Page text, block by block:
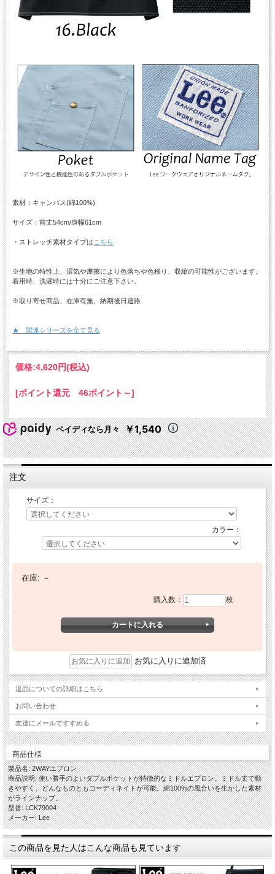
素材：キャンバス(綿100%)
サイズ：前丈54cm/身幅61cm
・ストレッチ素材タイプはこちら
※生地の特性上、湿気や摩擦により色落ちや色移り、収縮の可能性がございます。
着用時、洗濯時には十分にご注意下さい。
※取り寄せ商品、在庫有無、納期後日連絡
★ 関連シリーズを全て見る
価格:4,620円(税込)
[ポイント還元 46ポイント～]
ペイディなら月々 ￥1,540
注文
サイズ：
カラー：
在庫: －
購入数： 枚
お気に入りに追加済
返品についての詳細はこちら
お問い合わせ
友達にメールですすめる
商品仕様
製品名: 2WAYエプロン
商品説明: 使い勝手のよいダブルポケットが特徴的なミドルエプロン。ミドル丈で動
きやすく、どんなものともコーディネイトが可能。綿100%の風合いを生かした素材
がラインナップ。
型番: LCK79004
メーカー: Lee
この商品を見た人はこんな商品も見ています